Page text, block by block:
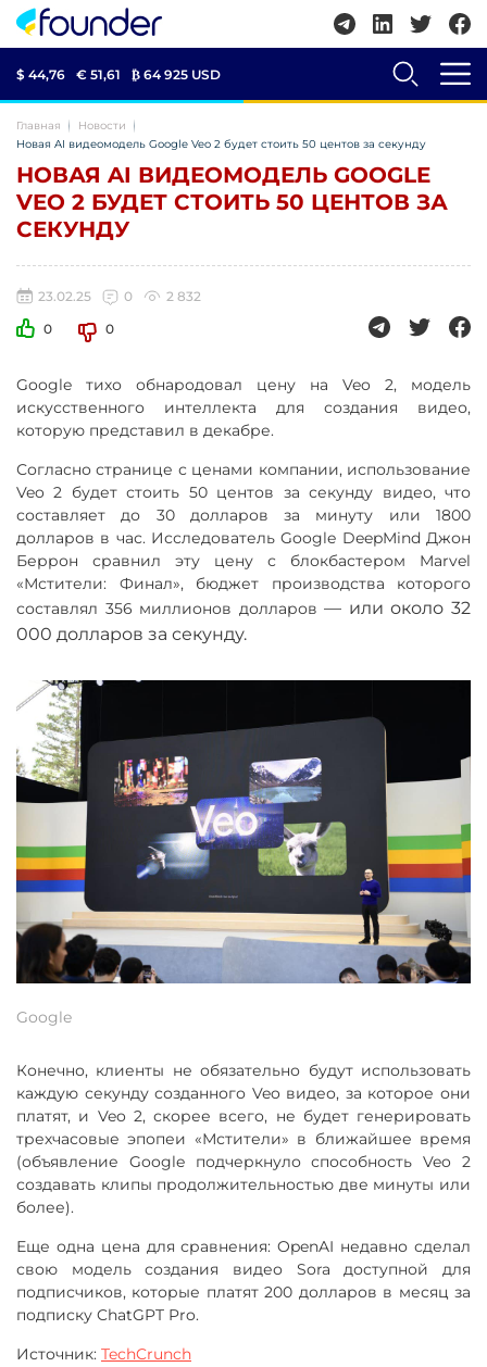
$ 44,76 € 51,61 ₿ 64 925 USD
Главная
Новости
Новая AI видеомодель Google Veo 2 будет стоить 50 центов за секунду
НОВАЯ AI ВИДЕОМОДЕЛЬ GOOGLE
VEO 2 БУДЕТ СТОИТЬ 50 ЦЕНТОВ ЗА
СЕКУНДУ
23.02.25 0
2 832
0
0
Google тихо обнародовал цену на Veo 2, модель
искусственного интеллекта для создания видео,
которую представил в декабре.
Согласно странице с ценами компании, использование
Veo 2 будет стоить 50 центов за секунду видео, что
составляет до 30 долларов за минуту или 1800
долларов в час. Исследователь Google DeepMind Джон
Беррон сравнил эту цену с блокбастером Marvel
«Мстители: Финал», бюджет производства которого
составлял 356 миллионов долларов— или около 32
000 долларов за секунду.
Google
Конечно, клиенты не обязательно будут использовать
каждую секунду созданного Veo видео, за которое они
платят, и Veo 2, скорее всего, не будет генерировать
трехчасовые эпопеи «Мстители» в ближайшее время
(объявление Google подчеркнуло способность Veo 2
создавать клипы продолжительностью две минуты или
более).
Еще одна цена для сравнения: OpenAI недавно сделал
свою модель создания видео Sora доступной для
подписчиков, которые платят 200 долларов в месяц за
подписку ChatGPT Pro.
Источник: TechCrunch